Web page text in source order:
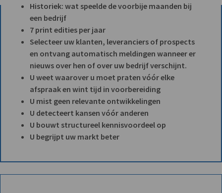
Historiek: wat speelde de voorbije maanden bij
een bedrijf
7 print edities per jaar
Selecteer uw klanten, leveranciers of prospects
en ontvang automatisch meldingen wanneer er
nieuws over hen of over uw bedrijf verschijnt.
U weet waarover u moet praten vóór elke
afspraak en wint tijd in voorbereiding
U mist geen relevante ontwikkelingen
U detecteert kansen vóór anderen
U bouwt structureel kennisvoordeel op
U begrijpt uw markt beter